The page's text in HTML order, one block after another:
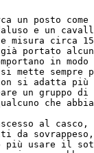
un posto
e un
misura circa
già portato
in
mette
si adatta più
un
che
ascesso al
da
più usare